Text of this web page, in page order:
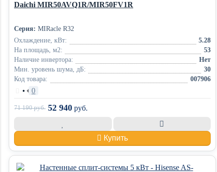
Daichi MIR50AVQ1R/MIR50FV1R
Серия: MIRacle R32
Охлаждение, кВт:
5.28
На площадь, м2:
53
Наличие инвертора:
Нет
Мин. уровень шума, дБ:
30
Код товара:
007906
• 0
71 190руб. 52 940 руб.
Купить